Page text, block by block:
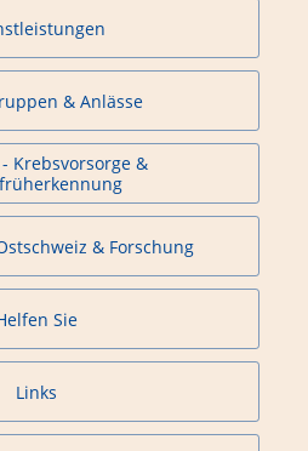
& Anlässe
Krebsvorsorge &
& Forschung
Sie
Links